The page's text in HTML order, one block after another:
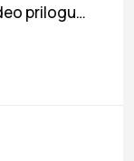
prilogu…